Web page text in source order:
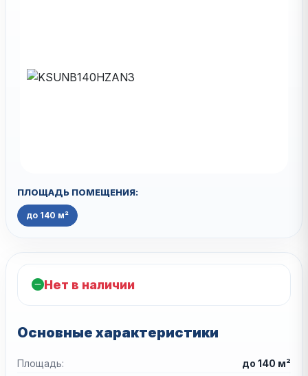
ПЛОЩАДЬ ПОМЕЩЕНИЯ:
до 140 м²
Нет в наличии
Основные характеристики
Площадь:
до 140 м²